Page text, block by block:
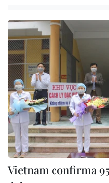
Vietnam confirma